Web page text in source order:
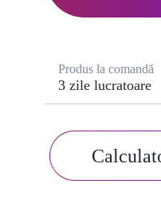
Produs la comandă
3 zile lucratoare